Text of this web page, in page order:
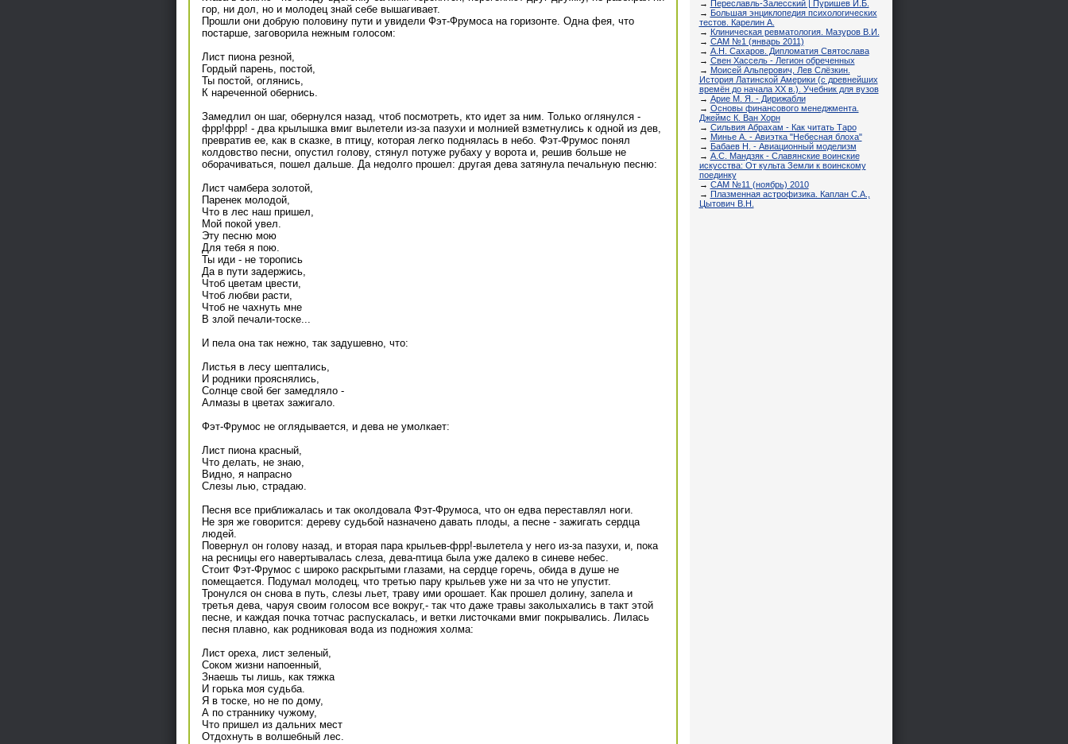
гор, ни дол, но и молодец знай себе вышагивает.
Прошли они добрую половину пути и увидели Фэт-Фрумоса на горизонте. Одна фея, что
постарше, заговорила нежным голосом:
Лист пиона резной,
Гордый парень, постой,
Ты постой, оглянись,
К нареченной обернись.
Замедлил он шаг, обернулся назад, чтоб посмотреть, кто идет за ним. Только оглянулся -
фрр!фрр! - два крылышка вмиг вылетели из-за пазухи и молнией взметнулись к одной из дев,
превратив ее, как в сказке, в птицу, которая легко поднялась в небо. Фэт-Фрумос понял
колдовство песни, опустил голову, стянул потуже рубаху у ворота и, решив больше не
оборачиваться, пошел дальше. Да недолго прошел: другая дева затянула печальную песню:
Лист чамбера золотой,
Паренек молодой,
Что в лес наш пришел,
Мой покой увел.
Эту песню мою
Для тебя я пою.
Ты иди - не торопись
Да в пути задержись,
Чтоб цветам цвести,
Чтоб любви расти,
Чтоб не чахнуть мне
В злой печали-тоске...
И пела она так нежно, так задушевно, что:
Листья в лесу шептались,
И родники прояснялись,
Солнце свой бег замедляло -
Алмазы в цветах зажигало.
Фэт-Фрумос не оглядывается, и дева не умолкает:
Лист пиона красный,
Что делать, не знаю,
Видно, я напрасно
Слезы лью, страдаю.
Песня все приближалась и так околдовала Фэт-Фрумоса, что он едва переставлял ноги.
Не зря же говорится: дереву судьбой назначено давать плоды, а песне - зажигать сердца
людей.
Повернул он голову назад, и вторая пара крыльев-фрр!-вылетела у него из-за пазухи, и, пока
на ресницы его навертывалась слеза, дева-птица была уже далеко в синеве небес.
Стоит Фэт-Фрумос с широко раскрытыми глазами, на сердце горечь, обида в душе не
помещается. Подумал молодец, что третью пару крыльев уже ни за что не упустит.
Тронулся он снова в путь, слезы льет, траву ими орошает. Как прошел долину, запела и
третья дева, чаруя своим голосом все вокруг,- так что даже травы заколыхались в такт этой
песне, и каждая почка тотчас распускалась, и ветки листочками вмиг покрывались. Лилась
песня плавно, как родниковая вода из подножия холма:
Лист ореха, лист зеленый,
Соком жизни напоенный,
Знаешь ты лишь, как тяжка
И горька моя судьба.
Я в тоске, но не по дому,
А по страннику чужому,
Что пришел из дальних мест
Отдохнуть в волшебный лес.
→ Переславль-Залесский | Пуришев И.Б.
→ Большая энциклопедия психологических
тестов. Карелин А.
→ Клиническая ревматология. Мазуров В.И.
→ САМ №1 (январь 2011)
→ А.Н. Сахаров. Дипломатия Святослава
→ Свен Хассель - Легион обреченных
→ Моисей Альперович, Лев Слёзкин.
История Латинской Америки (с древнейших
времён до начала XX в.). Учебник для вузов
→ Арие М. Я. - Дирижабли
→ Основы финансового менеджмента.
Джеймс К. Ван Хорн
→ Сильвия Абрахам - Как читать Таро
→ Минье А. - Авиэтка "Небесная блоха"
→ Бабаев Н. - Авиационный моделизм
→ А.С. Мандзяк - Славянские воинские
искусства: От культа Земли к воинскому
поединку
→ САМ №11 (ноябрь) 2010
→ Плазменная астрофизика. Каплан С.А.,
Цытович В.Н.